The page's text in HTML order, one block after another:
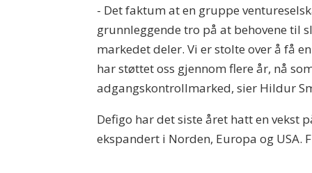
- Det faktum at en gruppe
grunnleggende tro på at behovene til
markedet deler. Vi er stolte over å få
har støttet oss gjennom flere år, nå
adgangskontrollmarked, sier Hildur
Defigo har det siste året hatt en vekst
ekspandert i Norden, Europa og